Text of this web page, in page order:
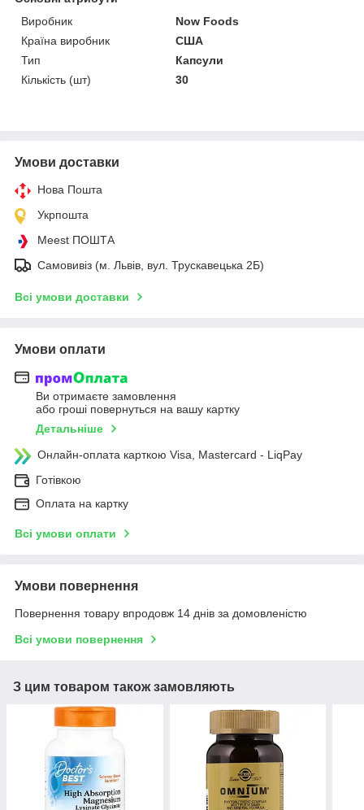
Виробник
Now Foods
Країна виробник
США
Тип
Капсули
Кількість (шт)
30
Умови доставки
Нова Пошта
Укрпошта
Meest ПОШТА
Самовивіз (м. Львів, вул. Трускавецька 2Б)
Всі умови доставки
Умови оплати
Ви отримаєте замовлення
або гроші повернуться на вашу картку
Детальніше
Онлайн-оплата карткою Visa, Mastercard - LiqPay
Готівкою
Оплата на картку
Всі умови оплати
Умови повернення
Повернення товару впродовж 14 днів за домовленістю
Всі умови повернення
З цим товаром також замовляють